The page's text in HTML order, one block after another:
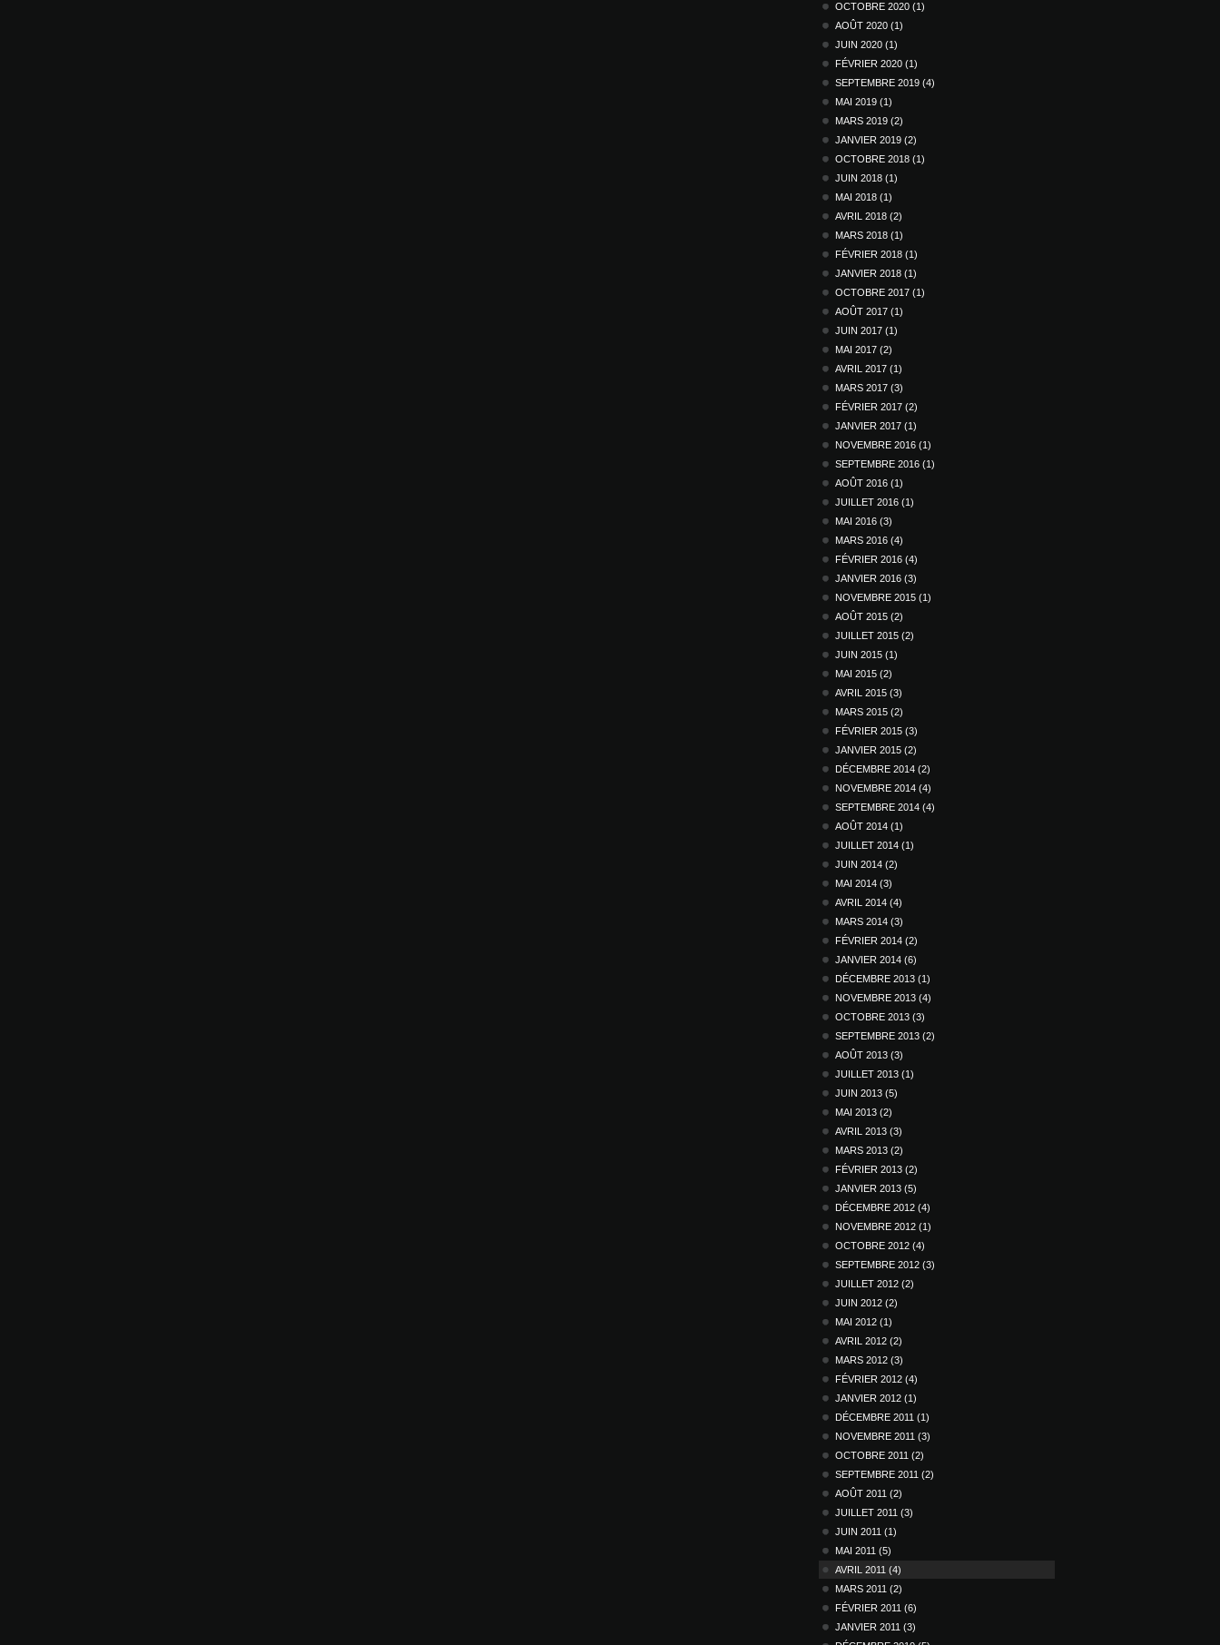
OCTOBRE 2020 (1)
AOÛT 2020 (1)
JUIN 2020 (1)
FÉVRIER 2020 (1)
SEPTEMBRE 2019 (4)
MAI 2019 (1)
MARS 2019 (2)
JANVIER 2019 (2)
OCTOBRE 2018 (1)
JUIN 2018 (1)
MAI 2018 (1)
AVRIL 2018 (2)
MARS 2018 (1)
FÉVRIER 2018 (1)
JANVIER 2018 (1)
OCTOBRE 2017 (1)
AOÛT 2017 (1)
JUIN 2017 (1)
MAI 2017 (2)
AVRIL 2017 (1)
MARS 2017 (3)
FÉVRIER 2017 (2)
JANVIER 2017 (1)
NOVEMBRE 2016 (1)
SEPTEMBRE 2016 (1)
AOÛT 2016 (1)
JUILLET 2016 (1)
MAI 2016 (3)
MARS 2016 (4)
FÉVRIER 2016 (4)
JANVIER 2016 (3)
NOVEMBRE 2015 (1)
AOÛT 2015 (2)
JUILLET 2015 (2)
JUIN 2015 (1)
MAI 2015 (2)
AVRIL 2015 (3)
MARS 2015 (2)
FÉVRIER 2015 (3)
JANVIER 2015 (2)
DÉCEMBRE 2014 (2)
NOVEMBRE 2014 (4)
SEPTEMBRE 2014 (4)
AOÛT 2014 (1)
JUILLET 2014 (1)
JUIN 2014 (2)
MAI 2014 (3)
AVRIL 2014 (4)
MARS 2014 (3)
FÉVRIER 2014 (2)
JANVIER 2014 (6)
DÉCEMBRE 2013 (1)
NOVEMBRE 2013 (4)
OCTOBRE 2013 (3)
SEPTEMBRE 2013 (2)
AOÛT 2013 (3)
JUILLET 2013 (1)
JUIN 2013 (5)
MAI 2013 (2)
AVRIL 2013 (3)
MARS 2013 (2)
FÉVRIER 2013 (2)
JANVIER 2013 (5)
DÉCEMBRE 2012 (4)
NOVEMBRE 2012 (1)
OCTOBRE 2012 (4)
SEPTEMBRE 2012 (3)
JUILLET 2012 (2)
JUIN 2012 (2)
MAI 2012 (1)
AVRIL 2012 (2)
MARS 2012 (3)
FÉVRIER 2012 (4)
JANVIER 2012 (1)
DÉCEMBRE 2011 (1)
NOVEMBRE 2011 (3)
OCTOBRE 2011 (2)
SEPTEMBRE 2011 (2)
AOÛT 2011 (2)
JUILLET 2011 (3)
JUIN 2011 (1)
MAI 2011 (5)
AVRIL 2011 (4)
MARS 2011 (2)
FÉVRIER 2011 (6)
JANVIER 2011 (3)